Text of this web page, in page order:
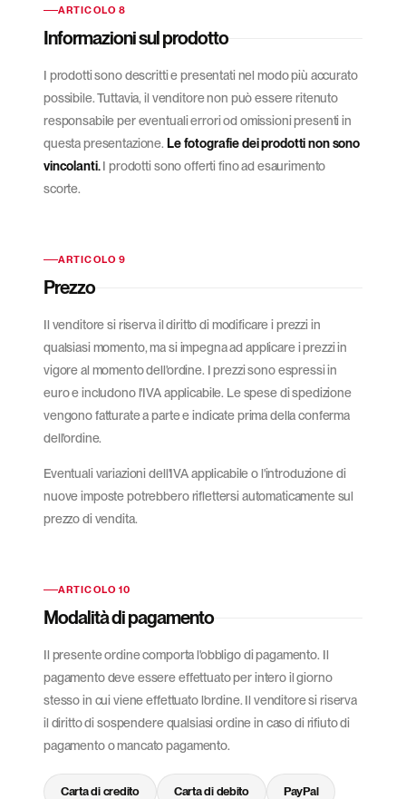
ARTICOLO 8
Informazioni sul prodotto
I prodotti sono descritti e presentati nel modo più accurato
possibile. Tuttavia, il venditore non può essere ritenuto
responsabile per eventuali errori od omissioni presenti in
questa presentazione. Le fotografie dei prodotti non sono
vincolanti.I prodotti sono offerti fino ad esaurimento
scorte.
ARTICOLO 9
Prezzo
Il venditore si riserva il diritto di modificare i prezzi in
qualsiasi momento, ma si impegna ad applicare i prezzi in
vigore al momento dell'ordine. I prezzi sono espressi in
euro e includono l'IVA applicabile. Le spese di spedizione
vengono fatturate a parte e indicate prima della conferma
dell'ordine.
Eventuali variazioni dell'IVA applicabile o l'introduzione di
nuove imposte potrebbero riflettersi automaticamente sul
prezzo di vendita.
ARTICOLO 10
Modalità di pagamento
Il presente ordine comporta l'obbligo di pagamento. Il
pagamento deve essere effettuato per intero il giorno
stesso in cui viene effettuato l'ordine. Il venditore si riserva
il diritto di sospendere qualsiasi ordine in caso di rifiuto di
pagamento o mancato pagamento.
Carta di credito Carta di debito PayPal